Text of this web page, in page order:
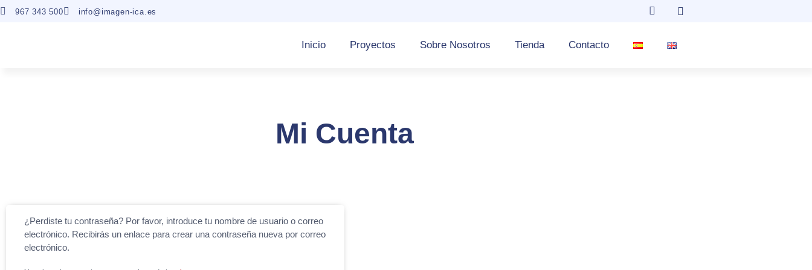
967 343 500 info@imagen-ica.es
Inicio Proyectos Sobre Nosotros Tienda Contacto
Mi Cuenta
¿Perdiste tu contraseña? Por favor, introduce tu nombre de usuario o correo
electrónico. Recibirás un enlace para crear una contraseña nueva por correo
electrónico.